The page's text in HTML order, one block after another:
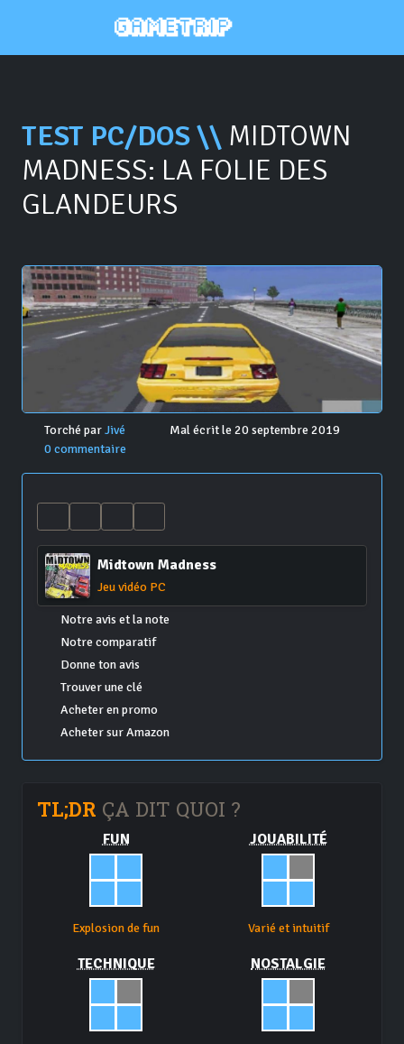
TEST PC/DOS \\ MIDTOWN
MADNESS: LA FOLIE DES
GLANDEURS
Torché parJivé
Mal écrit le 20 septembre 2019
0 commentaire
Midtown Madness
Jeu vidéo PC
Notre avis et la note
Notre comparatif
Donne ton avis
Trouver une clé
Acheter en promo
Acheter sur Amazon
TL;DR ÇA DIT QUOI ?
FUN
Explosion de fun
JOUABILITÉ
Varié et intuitif
TECHNIQUE NOSTALGIE